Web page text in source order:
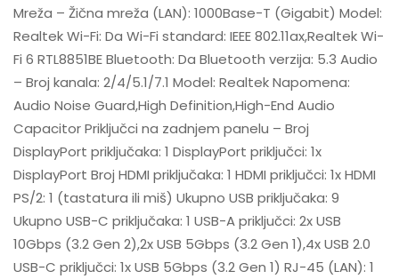
Mreža – Žična mreža (LAN): 1000Base-T (Gigabit) Model:
Realtek Wi-Fi: Da Wi-Fi standard: IEEE 802.11ax,Realtek Wi-
Fi 6 RTL8851BE Bluetooth: Da Bluetooth verzija: 5.3 Audio
– Broj kanala: 2/4/5.1/7.1 Model: Realtek Napomena:
Audio Noise Guard,High Definition,High-End Audio
Capacitor Priključci na zadnjem panelu – Broj
DisplayPort priključaka: 1 DisplayPort priključci: 1x
DisplayPort Broj HDMI priključaka: 1 HDMI priključci: 1x HDMI
PS/2: 1 (tastatura ili miš) Ukupno USB priključaka: 9
Ukupno USB-C priključaka: 1 USB-A priključci: 2x USB
10Gbps (3.2 Gen 2),2x USB 5Gbps (3.2 Gen 1),4x USB 2.0
USB-C priključci: 1x USB 5Gbps (3.2 Gen 1) RJ-45 (LAN): 1